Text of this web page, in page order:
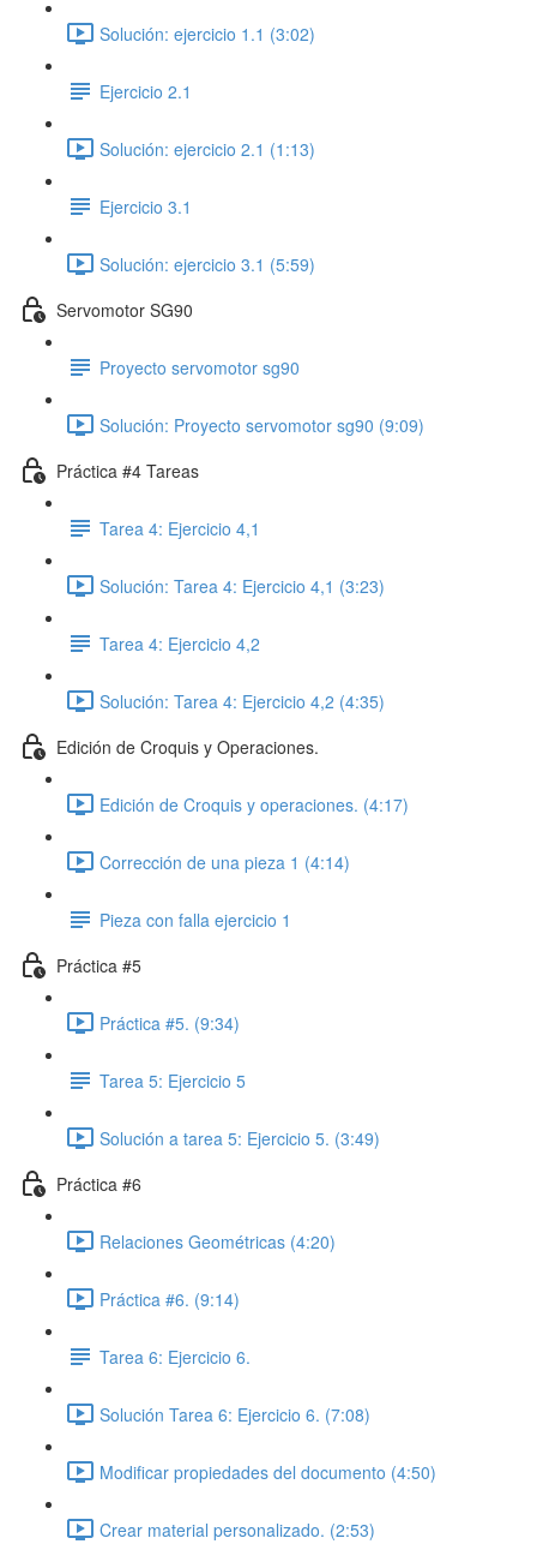
Solución: ejercicio 1.1 (3:02)
Ejercicio 2.1
Solución: ejercicio 2.1 (1:13)
Ejercicio 3.1
Solución: ejercicio 3.1 (5:59)
Servomotor SG90
Proyecto servomotor sg90
Solución: Proyecto servomotor sg90 (9:09)
Práctica #4 Tareas
Tarea 4: Ejercicio 4,1
Solución: Tarea 4: Ejercicio 4,1 (3:23)
Tarea 4: Ejercicio 4,2
Solución: Tarea 4: Ejercicio 4,2 (4:35)
Edición de Croquis y Operaciones.
Edición de Croquis y operaciones. (4:17)
Corrección de una pieza 1 (4:14)
Pieza con falla ejercicio 1
Práctica #5
Práctica #5. (9:34)
Tarea 5: Ejercicio 5
Solución a tarea 5: Ejercicio 5. (3:49)
Práctica #6
Relaciones Geométricas (4:20)
Práctica #6. (9:14)
Tarea 6: Ejercicio 6.
Solución Tarea 6: Ejercicio 6. (7:08)
Modificar propiedades del documento (4:50)
Crear material personalizado. (2:53)